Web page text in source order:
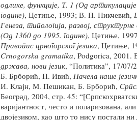
одлике, функције, Т. 1 (Од
године), Цетиње, 1993; В. П. Никчевић,
Генеза, типологија, развој,
(Од 1360 до 1995. године), Цетиње,
Правопис црногорског језика, Цетиње,
Crnogorska gramatika, Podgorica, 2001.
држава, нови језик, “Политика”, 17/07/
Б. Брборић, П. Ивић, Начела наше
И. Клајн, М. Пешикан, Б. Брборић,
Београд, 2004, стр. 45:
варијантност, често и поларизована,
двојезиком, као што то нису постали